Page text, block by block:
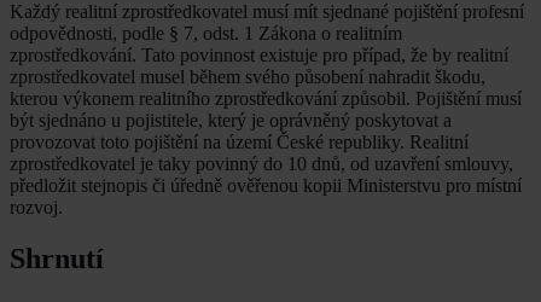
Každý realitní zprostředkovatel musí mít sjednané pojištění profesní
odpovědnosti, podle § 7, odst. 1 Zákona o realitním
zprostředkování. Tato povinnost existuje pro případ, že by realitní
zprostředkovatel musel během svého působení nahradit škodu,
kterou výkonem realitního zprostředkování způsobil. Pojištění musí
být sjednáno u pojistitele, který je oprávněný poskytovat a
provozovat toto pojištění na území České republiky. Realitní
zprostředkovatel je taky povinný do 10 dnů, od uzavření smlouvy,
předložit stejnopis či úředně ověřenou kopii Ministerstvu pro místní
rozvoj.
Shrnutí